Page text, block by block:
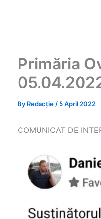
Primăria
By Redacție/ 5 April 2022
COMUNICAT DE